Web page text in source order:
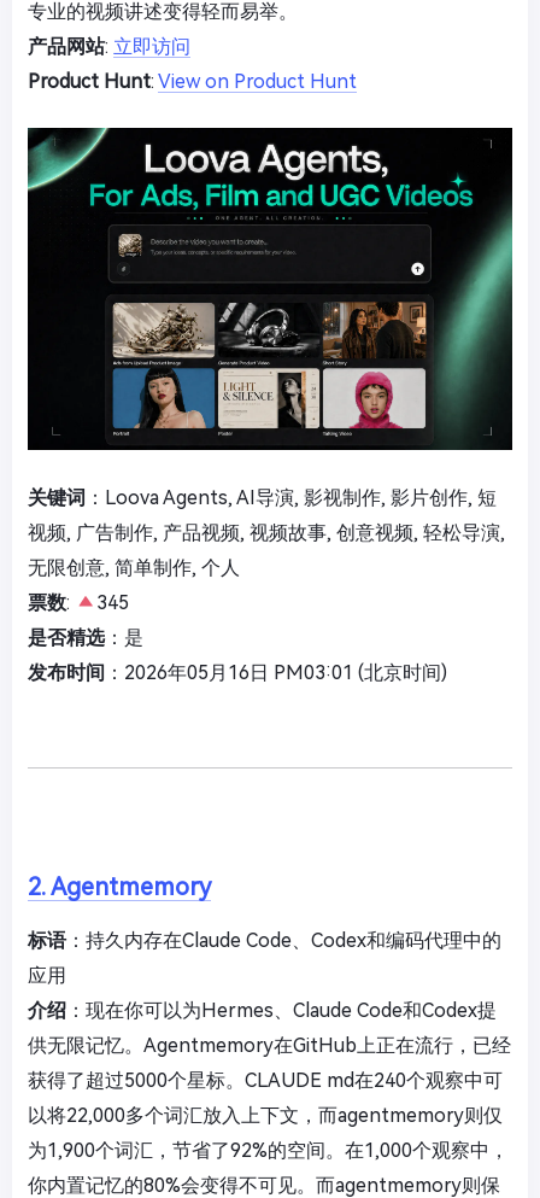
专业的视频讲述变得轻而易举。
产品网站: 立即访问
Product Hunt: View on Product Hunt
关键词 ：Loova Agents, AI导演, 影视制作, 影片创作, 短
视频, 广告制作, 产品视频, 视频故事, 创意视频, 轻松导演,
无限创意, 简单制作, 个人
票数:
345
是否精选：是
发布时间 ：2026年05月16日 PM03:01 (北京时间)
2. Agentmemory
标语：持久内存在Claude Code、Codex和编码代理中的
应用
介绍 ：现在你可以为Hermes、Claude Code和Codex提
供无限记忆。Agentmemory在GitHub上正在流行，已经
获得了超过5000个星标。CLAUDE md在240个观察中可
以将22,000多个词汇放入上下文，而agentmemory则仅
为1,900个词汇，节省了92%的空间。在1,000个观察中，
你内置记忆的80%会变得不可见。而agentmemory则保